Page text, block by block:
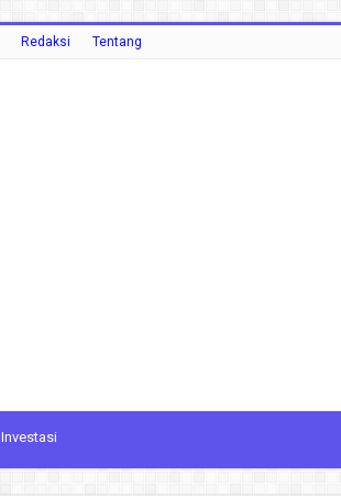
Redaksi Tentang
Investasi